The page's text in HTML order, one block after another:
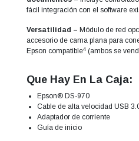
fácil integración con el software
Versatilidad – Módulo de red
accesorio de cama plana para
Epson compatible4(ambos se
Que Hay En La Caja:
Epson® DS-970
Cable de alta velocidad USB
Adaptador de corriente
Guía de inicio